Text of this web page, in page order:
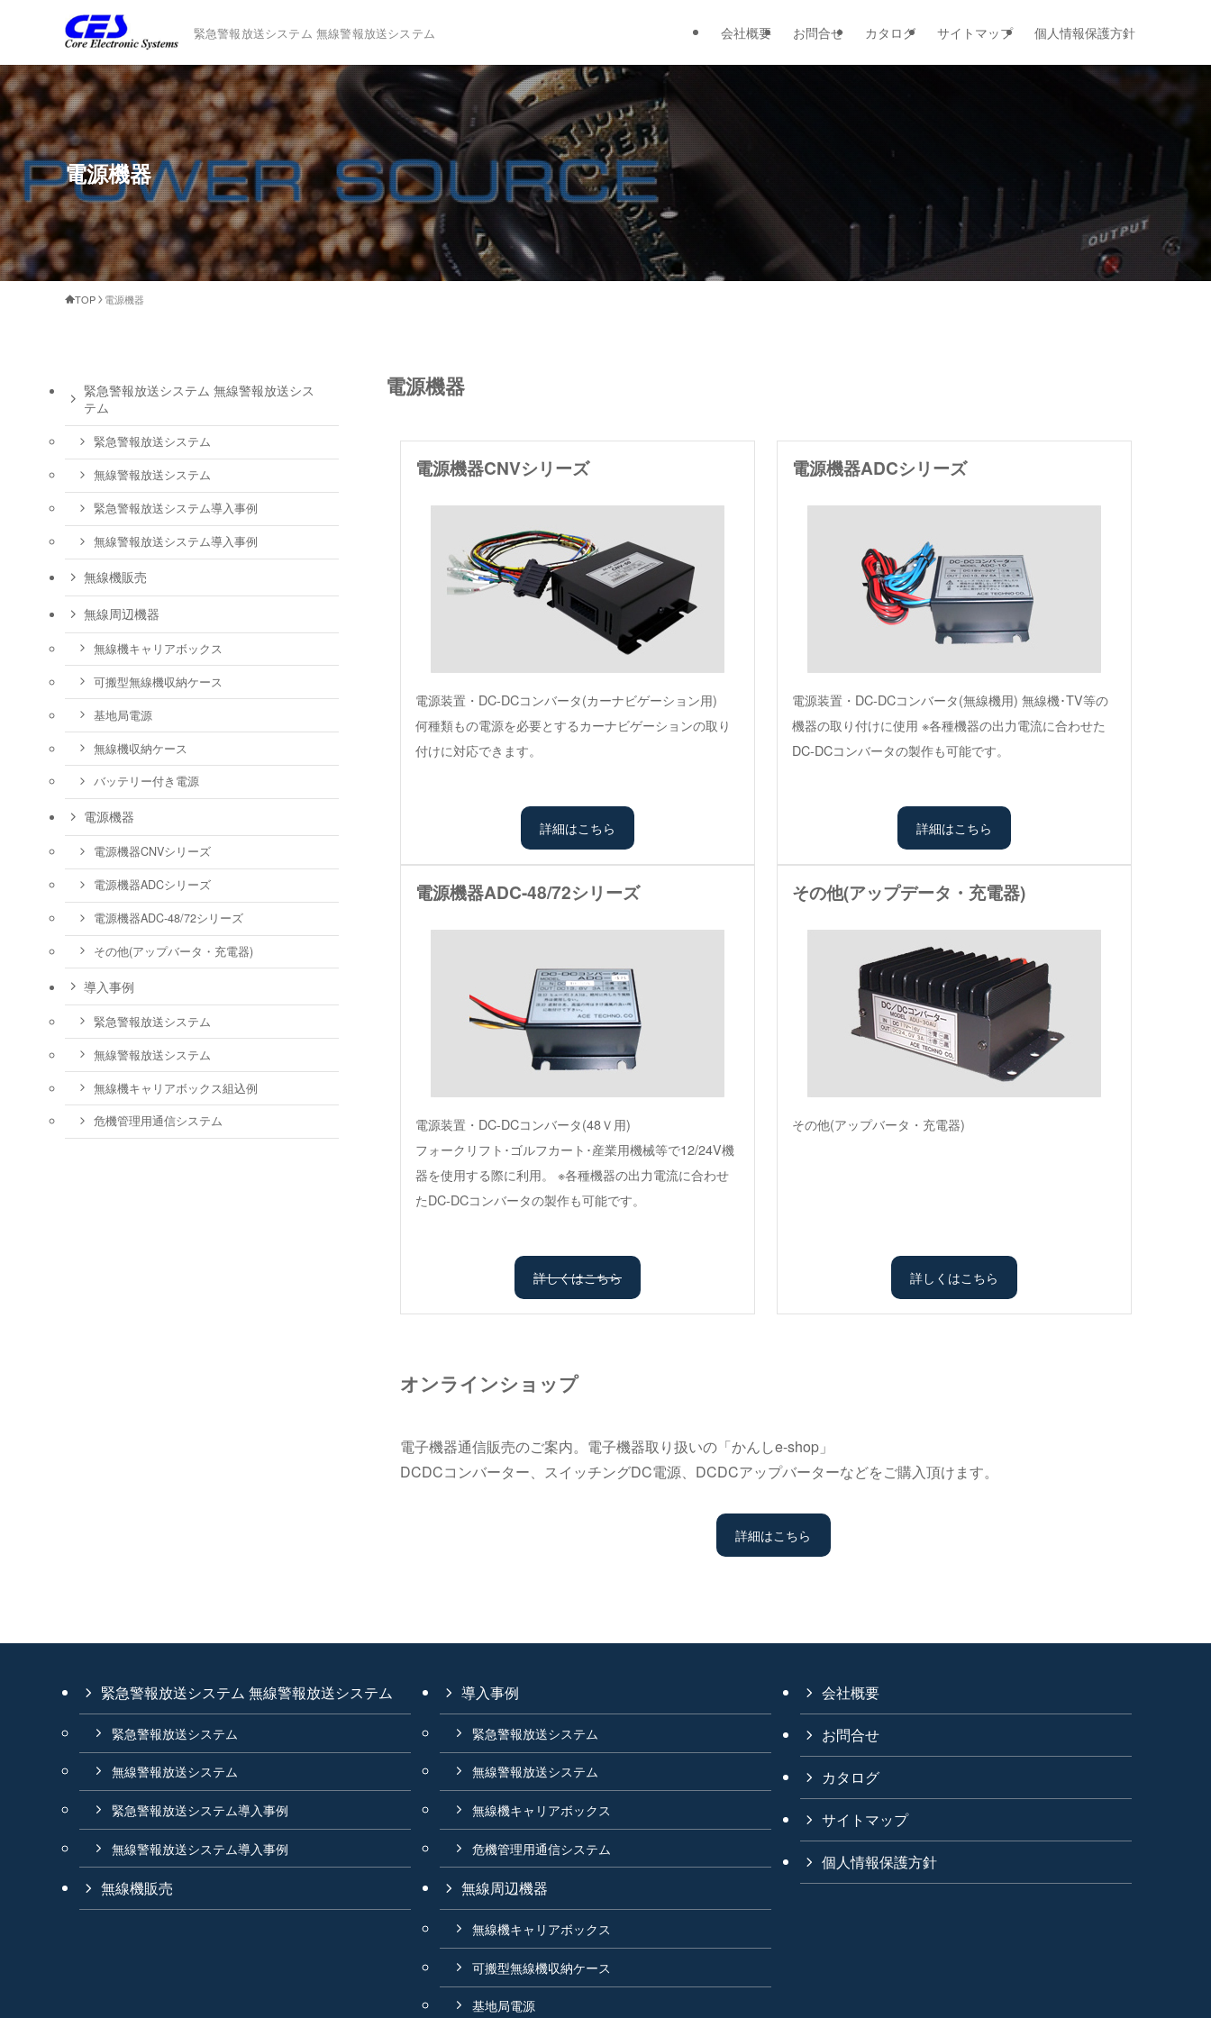
緊急警報放送システム 無線警報放送システム 会社概要 お問合せ カタログ サイトマップ 個人情報保護方針
電源機器
TOP 電源機器
電源機器
電源機器CNVシリーズ
電源装置・DC-DCコンバータ(カーナビゲーション用)
何種類もの電源を必要とするカーナビゲーションの取り
付けに対応できます。
詳細はこちら
電源機器ADCシリーズ
電源装置・DC-DCコンバータ(無線機用) 無線機･TV等の
機器の取り付けに使用 ※各種機器の出力電流に合わせた
DC-DCコンバータの製作も可能です。
詳細はこちら
電源機器ADC-48/72シリーズ
電源装置・DC-DCコンバータ(48Ｖ用)
フォークリフト･ゴルフカート･産業用機械等で12/24V機
器を使用する際に利用。 ※各種機器の出力電流に合わせ
たDC-DCコンバータの製作も可能です。
詳しくはこちら
その他(アップデータ・充電器)
その他(アップバータ・充電器)
詳しくはこちら
オンラインショップ
電子機器通信販売のご案内。電子機器取り扱いの「かんしe-shop」
DCDCコンバーター、スイッチングDC電源、DCDCアップバーターなどをご購入頂けます。
詳細はこちら
緊急警報放送システム 無線警報放送シス
テム
緊急警報放送システム
無線警報放送システム
緊急警報放送システム導入事例
無線警報放送システム導入事例
無線機販売
無線周辺機器
無線機キャリアボックス
可搬型無線機収納ケース
基地局電源
無線機収納ケース
バッテリー付き電源
電源機器
電源機器CNVシリーズ
電源機器ADCシリーズ
電源機器ADC-48/72シリーズ
その他(アップバータ・充電器)
導入事例
緊急警報放送システム
無線警報放送システム
無線機キャリアボックス組込例
危機管理用通信システム
緊急警報放送システム 無線警報放送システム
緊急警報放送システム
無線警報放送システム
緊急警報放送システム導入事例
無線警報放送システム導入事例
無線機販売
導入事例
緊急警報放送システム
無線警報放送システム
無線機キャリアボックス
危機管理用通信システム
無線周辺機器
無線機キャリアボックス
可搬型無線機収納ケース
基地局電源
会社概要
お問合せ
カタログ
サイトマップ
個人情報保護方針